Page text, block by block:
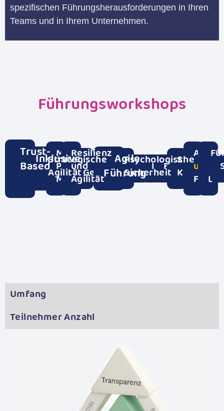
spezifischen Führungsherausforderungen in Ihren
Teams und in Ihrem Unternehmen.
Führungsworkshops
Trust-
Based
Leadership
Inklusive
Führung
Strategische
Agilität
Multi
Projekt
Management
Resilienz
und
Agilität
Gesprächsführung
Laterale
Führung
Agile
Führung
Psychologische
SicherheitFeedback &
und
Umfang
Teilnehmer Anzahl